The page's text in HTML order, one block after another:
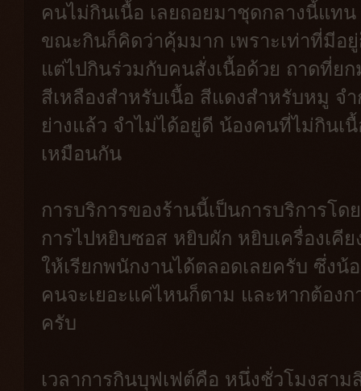
คนไม่กินเนื้อ เลยถอยมาชุดกลางนี้แท
ขณะกินก็คิดว่าคุ้มมาก เพราะเท่าที่มีอ
แต่ไปกินร่วมกับคนสั่งเนื้อด้วย ถาดที่ย
สีเหลืองสำหรับเนื้อ สีแดงสำหรับหมู จ
ย่างแล้ว จำไม่ได้อยู่ดี น้องคนที่ไม่กินเ
เหมือนกัน
การบริการของร้านนี้เป็นการบริการโ
การไปหยิบซอส หยิบผัก หยิบเครื่องเคี
ให้เรียกพนักงานได้ตลอดเลยครับ ซึ่งน้
คนจะเยอะแค่ไหนก็ตาม และหากต้องก
ครับ
เวลาการกินบุฟเฟต์คือ หนึ่งชั่วโมงสา